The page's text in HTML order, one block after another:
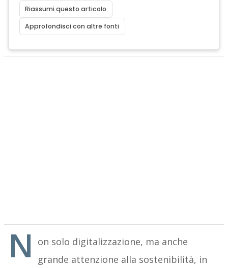
Riassumi questo articolo
Approfondisci con altre fonti
N
on solo digitalizzazione, ma anche
grande attenzione alla sostenibilità, in